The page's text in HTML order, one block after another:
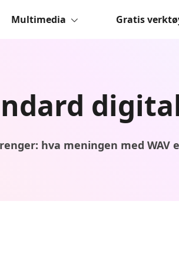
Multimedia Gratis
hva meningen med WAV